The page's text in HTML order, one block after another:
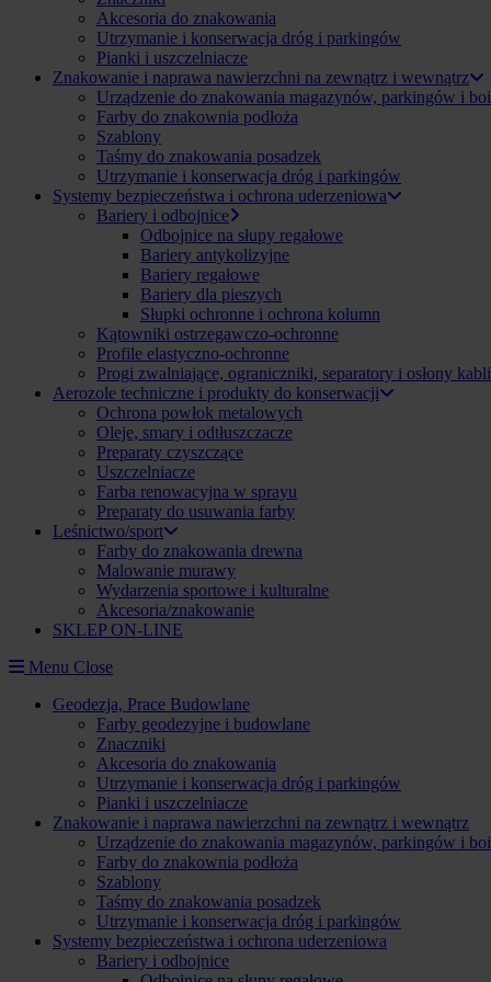
Akcesoria do znakowania
Utrzymanie i konserwacja dróg i parkingów
Pianki i uszczelniacze
Znakowanie i naprawa nawierzchni na zewnątrz i wewnątrz
Urządzenie do znakowania magazynów, parkingów i
Farby do znakownia podłoża
Szablony
Taśmy do znakowania posadzek
Utrzymanie i konserwacja dróg i parkingów
Systemy bezpieczeństwa i ochrona uderzeniowa
Bariery i odbojnice
Odbojnice na słupy regałowe
Bariery antykolizyjne
Bariery regałowe
Bariery dla pieszych
Słupki ochronne i ochrona kolumn
Kątowniki ostrzegawczo-ochronne
Profile elastyczno-ochronne
Progi zwalniające, ograniczniki, separatory i osłony kabli
Aerozole techniczne i produkty do konserwacji
Ochrona powłok metalowych
Oleje, smary i odtłuszczacze
Preparaty czyszczące
Uszczelniacze
Farba renowacyjna w sprayu
Preparaty do usuwania farby
Leśnictwo/sport
Farby do znakowania drewna
Malowanie murawy
Wydarzenia sportowe i kulturalne
Akcesoria/znakowanie
SKLEP ON-LINE
Menu Close
Geodezja, Prace Budowlane
Farby geodezyjne i budowlane
Znaczniki
Akcesoria do znakowania
Utrzymanie i konserwacja dróg i parkingów
Pianki i uszczelniacze
Znakowanie i naprawa nawierzchni na zewnątrz i wewnątrz
Urządzenie do znakowania magazynów, parkingów i
Farby do znakownia podłoża
Szablony
Taśmy do znakowania posadzek
Utrzymanie i konserwacja dróg i parkingów
Systemy bezpieczeństwa i ochrona uderzeniowa
Bariery i odbojnice